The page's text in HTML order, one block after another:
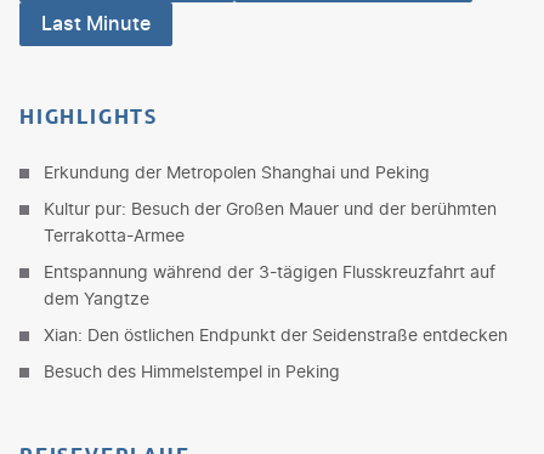
Last Minute
HIGHLIGHTS
Erkundung der Metropolen Shanghai und Peking
Kultur pur: Besuch der Großen Mauer und der berühmten
Terrakotta-Armee
Entspannung während der 3-tägigen Flusskreuzfahrt auf
dem Yangtze
Xian: Den östlichen Endpunkt der Seidenstraße entdecken
Besuch des Himmelstempel in Peking